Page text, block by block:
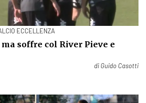
ECCELLENZA
soffre col River Pieve e
di Guido Casotti